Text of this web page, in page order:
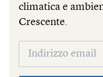
climatica e
Crescente.